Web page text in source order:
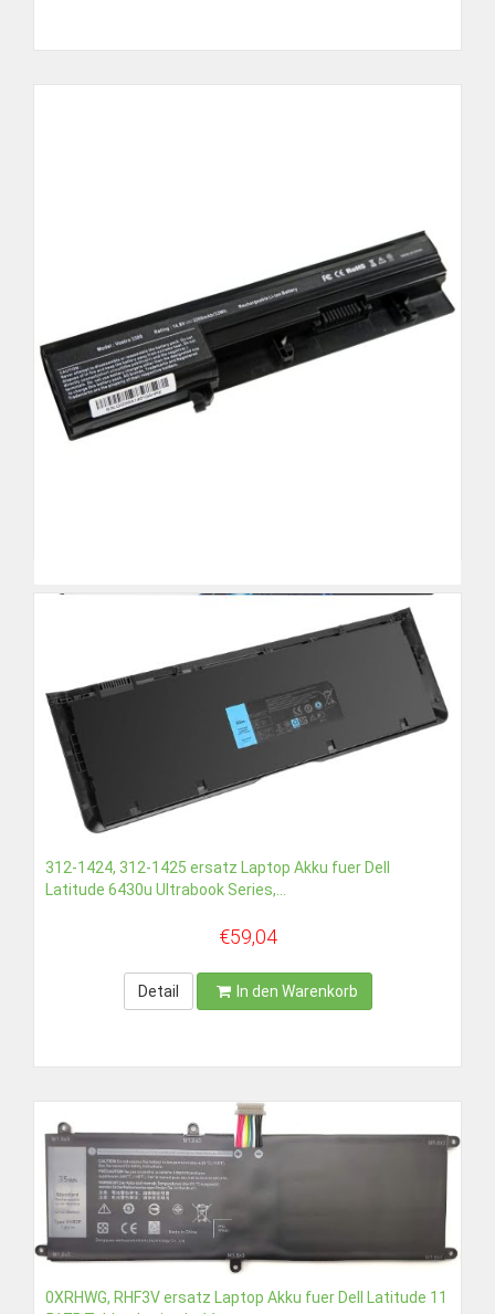
050TKN, 07W5X0 ersatz Laptop Akku fuer Dell V3300,
In den Warenkorb
312-1424, 312-1425 ersatz Laptop Akku fuer Dell
Latitude 6430u Ultrabook Series,...
€59,04
Detail In den Warenkorb
0XRHWG, RHF3V ersatz Laptop Akku fuer Dell Latitude 11